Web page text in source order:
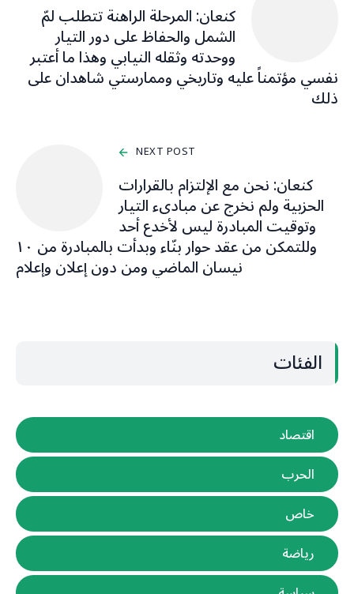
كنعان: المرحلة الراهنة تتطلب لمّ
الشمل والحفاظ على دور التيار
ووحدته وثقله النيابي وهذا ما أعتبر
نفسي مؤتمناً عليه وتاريخي وممارستي شاهدان على
ذلك
NEXT POST
كنعان: نحن مع الإلتزام بالقرارات
الحزبية ولم نخرج عن مبادىء التيار
وتوقيت المبادرة ليس لأخدع أحد
وللتمكن من عقد حوار بنّاء وبدأت بالمبادرة من ١٠
نيسان الماضي ومن دون إعلان وإعلام
الفئات
اقتصاد
الحرب
خاص
رياضة